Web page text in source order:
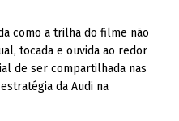
como a trilha do filme não
tocada e ouvida ao redor
de ser compartilhada nas
da Audi na